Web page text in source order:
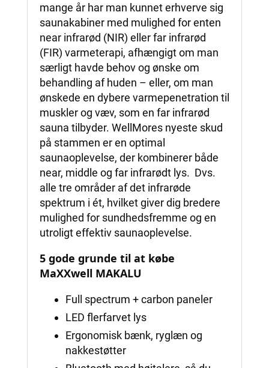
mange år har man kunnet erhverve sig
saunakabiner med mulighed for enten
near infrarød (NIR) eller far infrarød
(FIR) varmeterapi, afhængigt om man
særligt havde behov og ønske om
behandling af huden – eller, om man
ønskede en dybere varmepenetration til
muskler og væv, som en far infrarød
sauna tilbyder. WellMores nyeste skud
på stammen er en optimal
saunaoplevelse, der kombinerer både
near, middle og far infrarødt lys. Dvs.
alle tre områder af det infrarøde
spektrum i ét, hvilket giver dig bredere
mulighed for sundhedsfremme og en
utroligt effektiv saunaoplevelse.
5 gode grunde til at købe
MaXXwell MAKALU
Full spectrum + carbon paneler
LED flerfarvet lys
Ergonomisk bænk, ryglæn og
nakkestøtter